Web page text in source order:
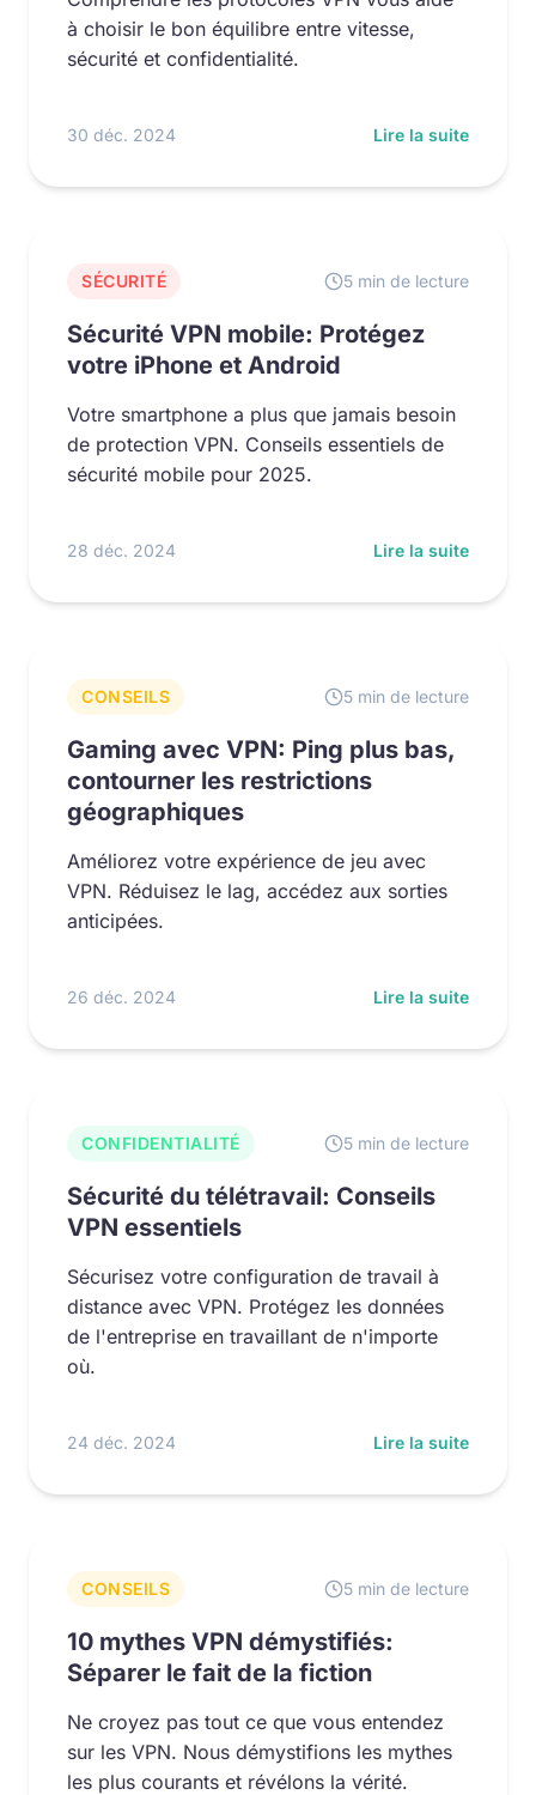
à choisir le bon équilibre entre vitesse,
sécurité et confidentialité.
30 déc. 2024 Lire la suite
SÉCURITÉ 5 min de lecture
Sécurité VPN mobile: Protégez
votre iPhone et Android
Votre smartphone a plus que jamais besoin
de protection VPN. Conseils essentiels de
sécurité mobile pour 2025.
28 déc. 2024 Lire la suite
CONSEILS 5 min de lecture
Gaming avec VPN: Ping plus bas,
contourner les restrictions
géographiques
Améliorez votre expérience de jeu avec
VPN. Réduisez le lag, accédez aux sorties
anticipées.
26 déc. 2024 Lire la suite
CONFIDENTIALITÉ 5 min de lecture
Sécurité du télétravail: Conseils
VPN essentiels
Sécurisez votre configuration de travail à
distance avec VPN. Protégez les données
de l'entreprise en travaillant de n'importe
où.
24 déc. 2024 Lire la suite
CONSEILS 5 min de lecture
10 mythes VPN démystifiés:
Séparer le fait de la fiction
Ne croyez pas tout ce que vous entendez
sur les VPN. Nous démystifions les mythes
les plus courants et révélons la vérité.